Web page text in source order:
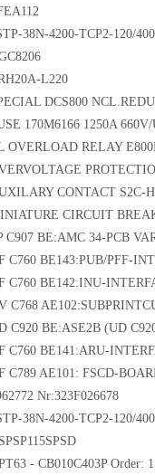
38N-4200-TCP2-120/
L220
DCS800
170M6166 1250A
OVERLOAD RELAY
CONTACT S2C-
CIRCUIT
C907 BE:AMC 34-PCB
C760 BE143:PUB/PFF-
C760 BE142:INU-
C768
C920 BE:ASE2B (UD
C760 BE141:ARU-
C789 AE101: FSCD-
Nr:323F026678
38N-4200-TCP2-120/
- CB010C403P Order: